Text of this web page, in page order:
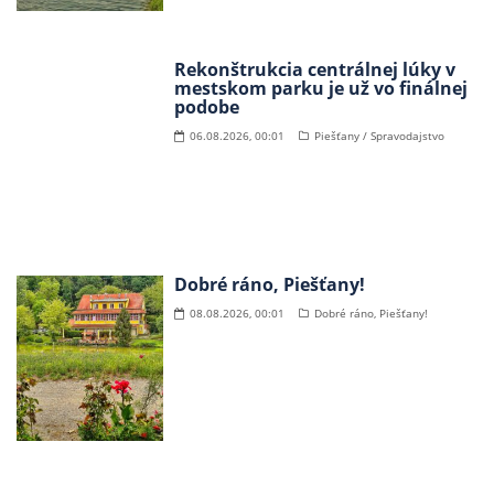
Rekonštrukcia centrálnej lúky v
mestskom parku je už vo finálnej
podobe
06.08.2026, 00:01 Piešťany / Spravodajstvo
Dobré ráno, Piešťany!
08.08.2026, 00:01 Dobré ráno, Piešťany!